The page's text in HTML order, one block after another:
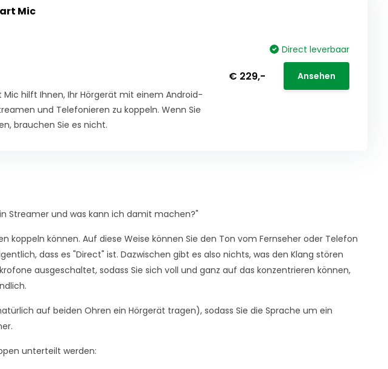
Mic
Mic hilft Ihnen, Ihr Hörgerät mit einem Android-
und Telefonieren zu koppeln. Wenn Sie
brauchen Sie es nicht.
Direct leverbaar
€ 229,- Ansehen
Streamer und was kann ich damit machen?"
koppeln können. Auf diese Weise können Sie den Ton vom Fernseher oder Telefon
dass es "Direct" ist. Dazwischen gibt es also nichts, was den Klang stören
ausgeschaltet, sodass Sie sich voll und ganz auf das konzentrieren können,
auf beiden Ohren ein Hörgerät tragen), sodass Sie die Sprache um ein
unterteilt werden: